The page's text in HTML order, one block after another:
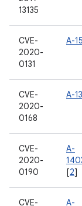
13135
CVE-
2020-
0131
A-
CVE-
2020-
0168
A-
CVE-
2020-
0190
A-
[2]
CVE-
A-